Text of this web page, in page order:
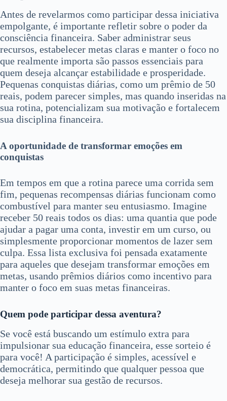
Antes de revelarmos como participar dessa iniciativa
empolgante, é importante refletir sobre o poder da
consciência financeira. Saber administrar seus
recursos, estabelecer metas claras e manter o foco no
que realmente importa são passos essenciais para
quem deseja alcançar estabilidade e prosperidade.
Pequenas conquistas diárias, como um prêmio de 50
reais, podem parecer simples, mas quando inseridas na
sua rotina, potencializam sua motivação e fortalecem
sua disciplina financeira.
A oportunidade de transformar emoções em
conquistas
Em tempos em que a rotina parece uma corrida sem
fim, pequenas recompensas diárias funcionam como
combustível para manter seu entusiasmo. Imagine
receber 50 reais todos os dias: uma quantia que pode
ajudar a pagar uma conta, investir em um curso, ou
simplesmente proporcionar momentos de lazer sem
culpa. Essa lista exclusiva foi pensada exatamente
para aqueles que desejam transformar emoções em
metas, usando prêmios diários como incentivo para
manter o foco em suas metas financeiras.
Quem pode participar dessa aventura?
Se você está buscando um estímulo extra para
impulsionar sua educação financeira, esse sorteio é
para você! A participação é simples, acessível e
democrática, permitindo que qualquer pessoa que
deseja melhorar sua gestão de recursos.